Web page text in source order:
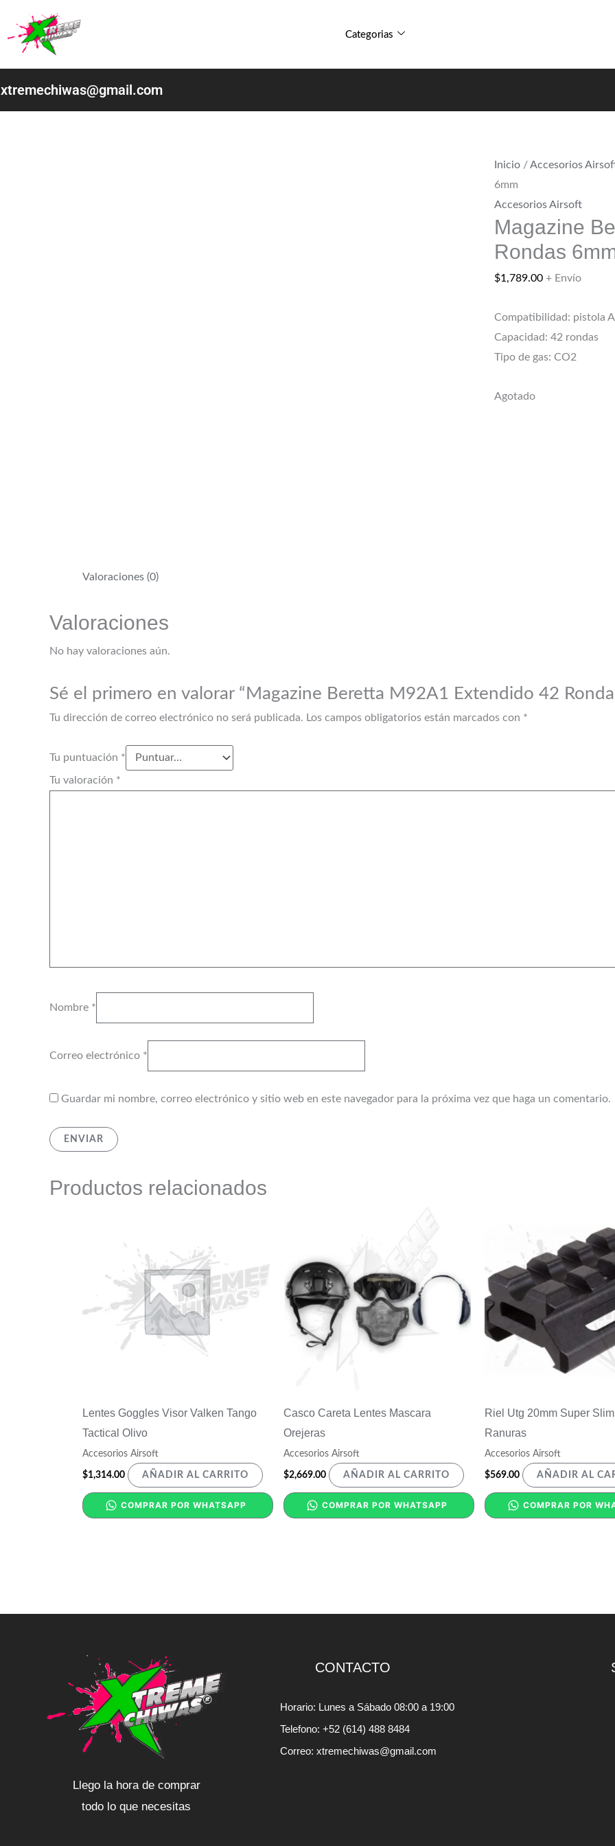
contenido
Categorias
xtremechiwas@gmail.com
Inicio /Accesorios
6mm
Accesorios Airsoft
Magazine
Rondas
$1,789.00 + Envío
Compatibilidad: pistola
Capacidad: 42 rondas
Tipo de gas: CO2
Agotado
Valoraciones (0)
Valoraciones
No hay valoraciones aún.
Sé el primero en valorar “Magazine Beretta M92A1 Extendido 42
Tu dirección de correo electrónico no será publicada. Los campos obligatorios están marcados con *
Tu puntuación *
Tu valoración *
Nombre *
Correo electrónico *
Guardar mi nombre, correo electrónico y sitio web en este navegador para la próxima vez que haga un comentario.
Productos relacionados
Lentes Goggles Visor Valken Tango
Tactical Olivo
Accesorios Airsoft
$1,314.00 AÑADIR AL CARRITO
COMPRAR POR WHATSAPP
Casco Careta Lentes Mascara
Orejeras
Accesorios Airsoft
$2,669.00 AÑADIR AL CARRITO
COMPRAR POR WHATSAPP
Riel Utg 20mm Super
Ranuras
Accesorios Airsoft
$569.00 AÑADIR AL
COMPRAR POR
Llego la hora de comprar
todo lo que necesitas
CONTACTO
Horario: Lunes a Sábado 08:00 a 19:00
Telefono: +52 (614) 488 8484
Correo: xtremechiwas@gmail.com